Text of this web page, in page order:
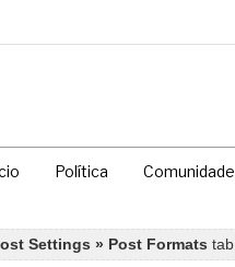
Política
Settings » Post Formats